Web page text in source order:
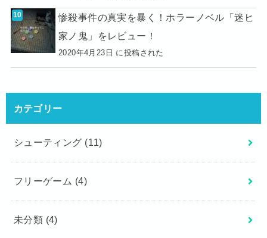
惨殺事件の真実を暴く！ホラーノベル「迷ヒ
家ノ鬼」をレビュー！
2020年4月23日 に投稿された
カテゴリー
シューティング (11)
フリーゲーム (4)
未分類 (4)